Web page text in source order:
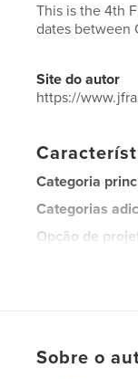
This is the 4th
dates between
Site do autor
https://
Categoria
Categorias
Opção de
album ,
Sobre o